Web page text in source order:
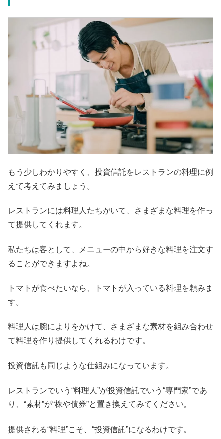
もう少しわかりやすく、投資信託をレストランの料理に例
えて考えてみましょう。
レストランには料理人たちがいて、さまざまな料理を作っ
て提供してくれます。
私たちは客として、メニューの中から好きな料理を注文す
ることができますよね。
トマトが食べたいなら、トマトが入っている料理を頼みま
す。
料理人は腕によりをかけて、さまざまな素材を組み合わせ
て料理を作り提供してくれるわけです。
投資信託も同じような仕組みになっています。
レストランでいう“料理人”が投資信託でいう“専門家”であ
り、“素材”が“株や債券”と置き換えてみてください。
提供される“料理”こそ、“投資信託”になるわけです。